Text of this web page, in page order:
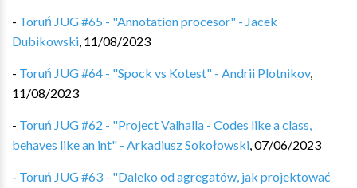
- Toruń JUG #65 - "Annotation procesor" - Jacek
Dubikowski, 11/08/2023
- Toruń JUG #64 - "Spock vs Kotest" - Andrii Plotnikov,
11/08/2023
- Toruń JUG #62 - "Project Valhalla - Codes like a class,
behaves like an int" - Arkadiusz Sokołowski,07/06/2023
- Toruń JUG #63 - "Daleko od agregatów, jak projektować